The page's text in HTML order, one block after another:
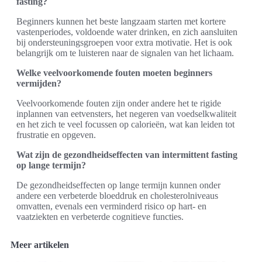
Beginners kunnen het beste langzaam starten met kortere
vastenperiodes, voldoende water drinken, en zich aansluiten
bij ondersteuningsgroepen voor extra motivatie. Het is ook
belangrijk om te luisteren naar de signalen van het lichaam.
Welke veelvoorkomende fouten moeten beginners
vermijden?
Veelvoorkomende fouten zijn onder andere het te rigide
inplannen van eetvensters, het negeren van voedselkwaliteit
en het zich te veel focussen op calorieën, wat kan leiden tot
frustratie en opgeven.
Wat zijn de gezondheidseffecten van intermittent fasting
op lange termijn?
De gezondheidseffecten op lange termijn kunnen onder
andere een verbeterde bloeddruk en cholesterolniveaus
omvatten, evenals een verminderd risico op hart- en
vaatziekten en verbeterde cognitieve functies.
Meer artikelen